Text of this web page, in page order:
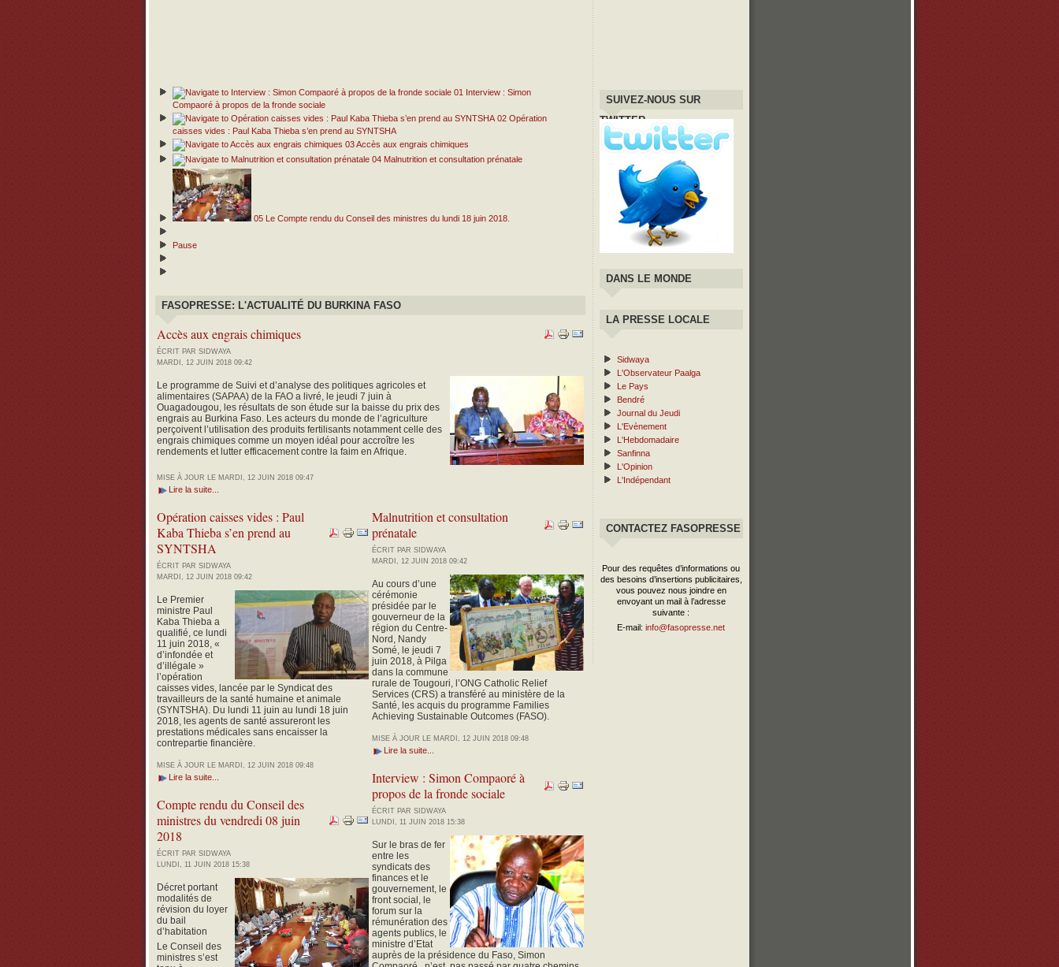
01 Interview : Simon
Compaoré à propos de la fronde sociale
02 Opération
caisses vides : Paul Kaba Thieba s’en prend au SYNTSHA
03 Accès aux engrais chimiques
04 Malnutrition et consultation prénatale
05 Le Compte rendu du Conseil des ministres du lundi 18 juin 2018.
Pause
FASOPRESSE: L'ACTUALITÉ DU BURKINA FASO
Accès aux engrais chimiques
ÉCRIT PAR SIDWAYA
MARDI, 12 JUIN 2018 09:42
Le programme de Suivi et d’analyse des politiques agricoles et
alimentaires (SAPAA) de la FAO a livré, le jeudi 7 juin à
Ouagadougou, les résultats de son étude sur la baisse du prix des
engrais au Burkina Faso. Les acteurs du monde de l’agriculture
perçoivent l’utilisation des produits fertilisants notamment celle des
engrais chimiques comme un moyen idéal pour accroître les
rendements et lutter efficacement contre la faim en Afrique.
MISE À JOUR LE MARDI, 12 JUIN 2018 09:47
Lire la suite...
Opération caisses vides : Paul
Kaba Thieba s’en prend au
SYNTSHA
ÉCRIT PAR SIDWAYA
MARDI, 12 JUIN 2018 09:42
Le Premier
ministre Paul
Kaba Thieba a
qualifié, ce lundi
11 juin 2018, «
d’infondée et
d’illégale »
l’opération
caisses vides, lancée par le Syndicat des
travailleurs de la santé humaine et animale
(SYNTSHA). Du lundi 11 juin au lundi 18 juin
2018, les agents de santé assureront les
prestations médicales sans encaisser la
contrepartie financière.
MISE À JOUR LE MARDI, 12 JUIN 2018 09:48
Lire la suite...
Compte rendu du Conseil des
ministres du vendredi 08 juin
2018
ÉCRIT PAR SIDWAYA
LUNDI, 11 JUIN 2018 15:38
Décret portant
modalités de
révision du loyer
du bail
d’habitation
Le Conseil des
ministres s’est
Malnutrition et consultation
prénatale
ÉCRIT PAR SIDWAYA
MARDI, 12 JUIN 2018 09:42
Au cours d’une
cérémonie
présidée par le
gouverneur de la
région du Centre-
Nord, Nandy
Somé, le jeudi 7
juin 2018, à Pilga
dans la commune
rurale de Tougouri, l’ONG Catholic Relief
Services (CRS) a transféré au ministère de la
Santé, les acquis du programme Families
Achieving Sustainable Outcomes (FASO).
MISE À JOUR LE MARDI, 12 JUIN 2018 09:48
Lire la suite...
Interview : Simon Compaoré à
propos de la fronde sociale
ÉCRIT PAR SIDWAYA
LUNDI, 11 JUIN 2018 15:38
Sur le bras de fer
entre les
syndicats des
finances et le
gouvernement, le
front social, le
forum sur la
rémunération des
agents publics, le
ministre d’Etat
auprès de la présidence du Faso, Simon
SUIVEZ-NOUS SUR
TWITTER
DANS LE MONDE
LA PRESSE LOCALE
Sidwaya
L'Observateur Paalga
Le Pays
Bendré
Journal du Jeudi
L'Evènement
L'Hebdomadaire
Sanfinna
L'Opinion
L'Indépendant
CONTACTEZ FASOPRESSE
Pour des requêtes d’informations ou
des besoins d’insertions publicitaires,
vous pouvez nous joindre en
envoyant un mail à l’adresse
suivante :
E-mail: info@fasopresse.net